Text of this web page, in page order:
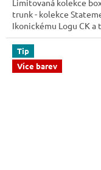
Limitovaná kolekce
trunk - kolekce
Ikonickému Logu CK
Tip
Více barev